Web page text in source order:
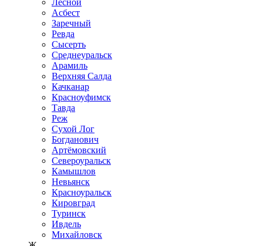
Лесной
Асбест
Заречный
Ревда
Сысерть
Среднеуральск
Арамиль
Верхняя Салда
Качканар
Красноуфимск
Тавда
Реж
Сухой Лог
Богданович
Артёмовский
Североуральск
Камышлов
Невьянск
Красноуральск
Кировград
Туринск
Ивдель
Михайловск